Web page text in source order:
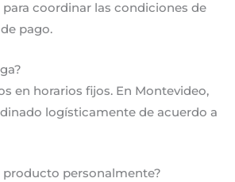
coordinar las condiciones de
pago.
en horarios fijos. En Montevideo,
logísticamente de acuerdo a
producto personalmente?